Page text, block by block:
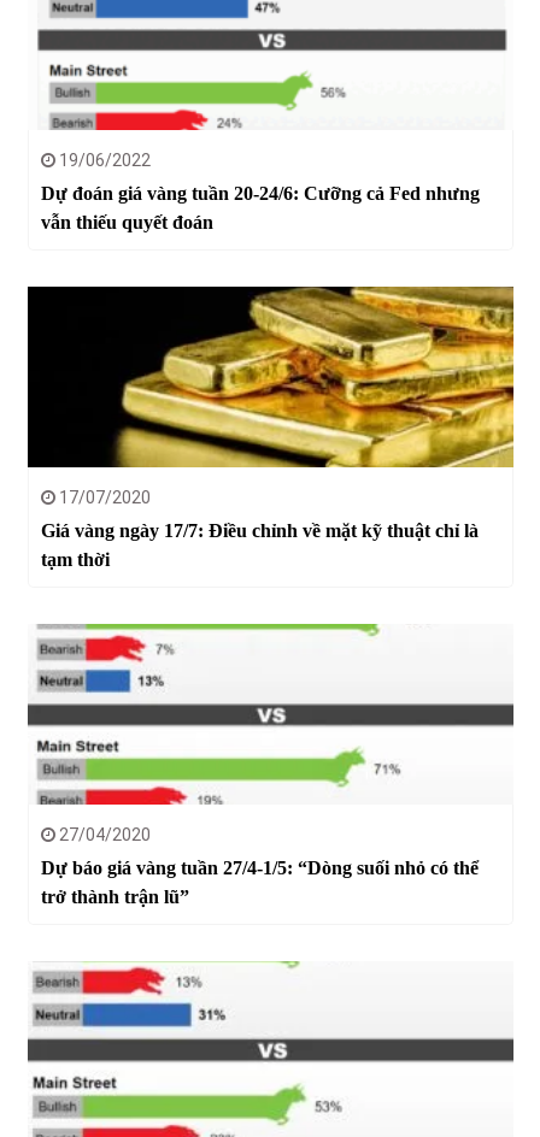
19/06/2022
Dự đoán giá vàng tuần 20-24/6: Cưỡng cả Fed nhưng
vẫn thiếu quyết đoán
17/07/2020
Giá vàng ngày 17/7: Điều chỉnh về mặt kỹ thuật chỉ là
tạm thời
27/04/2020
Dự báo giá vàng tuần 27/4-1/5: “Dòng suối nhỏ có thể
trở thành trận lũ”